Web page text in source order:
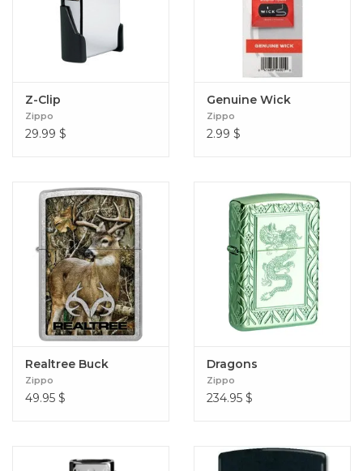
Z-Clip
Zippo
29.99 $
Genuine Wick
Zippo
2.99 $
Realtree Buck
Zippo
49.95 $
Dragons
Zippo
234.95 $